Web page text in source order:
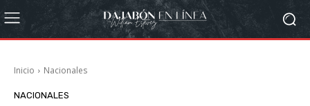
Inicio Nacionales
NACIONALES